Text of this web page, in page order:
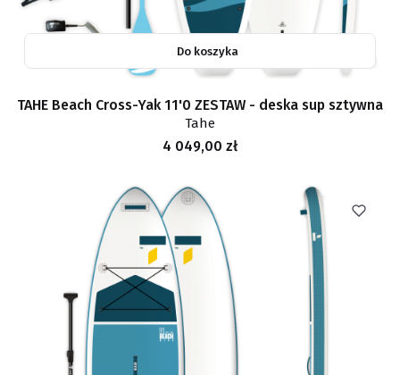
Do koszyka
TAHE Beach Cross-Yak 11'0 ZESTAW - deska sup sztywna
Tahe
Cena
4 049,00 zł